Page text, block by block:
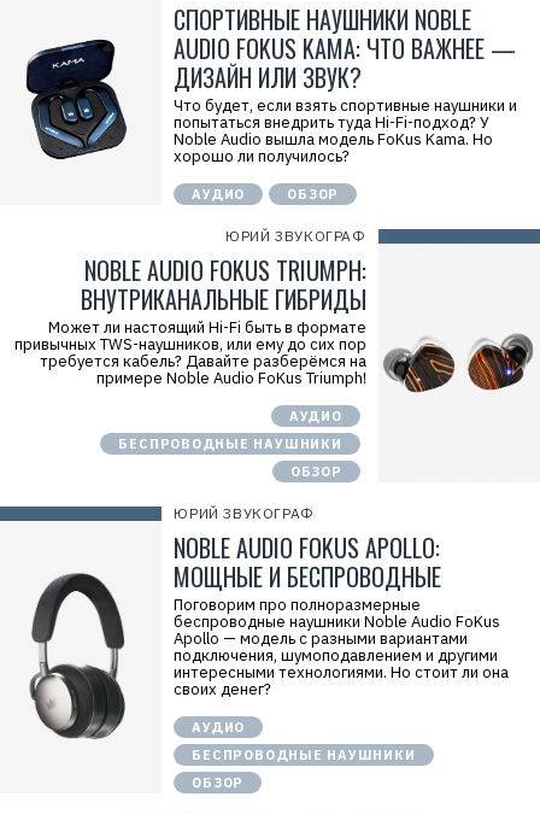
СПОРТИВНЫЕ НАУШНИКИ NOBLE
AUDIO FOKUS KAMA: ЧТО ВАЖНЕЕ —
ДИЗАЙН ИЛИ ЗВУК?
Что будет, если взять спортивные наушники и
попытаться внедрить туда Hi-Fi-подход? У
Noble Audio вышла модель FoKus Kama. Но
хорошо ли получилось?
АУДИО ОБЗОР
ЮРИЙ ЗВУКОГРАФ
NOBLE AUDIO FOKUS TRIUMPH:
ВНУТРИКАНАЛЬНЫЕ ГИБРИДЫ
Может ли настоящий Hi-Fi быть в формате
привычных TWS-наушников, или ему до сих пор
требуется кабель? Давайте разберёмся на
примере Noble Audio FoKus Triumph!
АУДИО
БЕСПРОВОДНЫЕ НАУШНИКИ
ОБЗОР
ЮРИЙ ЗВУКОГРАФ
NOBLE AUDIO FOKUS APOLLO:
МОЩНЫЕ И БЕСПРОВОДНЫЕ
Поговорим про полноразмерные
беспроводные наушники Noble Audio FoKus
Apollo — модель с разными вариантами
подключения, шумоподавлением и другими
интересными технологиями. Но стоит ли она
своих денег?
АУДИО
БЕСПРОВОДНЫЕ НАУШНИКИ
ОБЗОР